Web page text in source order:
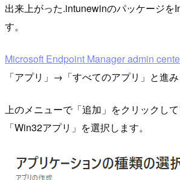
出来上がった.intunewinのパッケージを
す。
Microsoft Endpoint Manager admin
「アプリ」→「すべてのアプリ」と進み
上のメニューで「追加」をクリックし
「Win32アプリ」を選択します。